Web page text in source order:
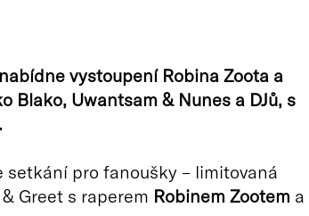
vystoupení Robina Zoota a
Blako, Uwantsam & Nunes a DJů, s
setkání pro fanoušky – limitovaná
Greet s raperem Robinem Zootem a